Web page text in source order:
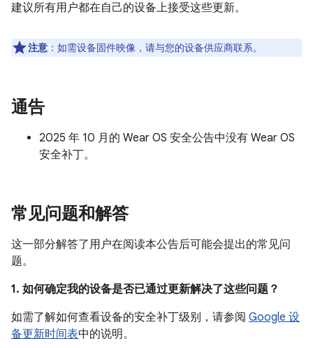
建议所有用户都在自己的设备上接受这些更新。
注意 ：如需设备固件映像，请与您的设备供应商联系。
通告
2025 年 10 月的 Wear OS 安全公告中没有 Wear OS
安全补丁。
常见问题和解答
这一部分解答了用户在阅读本公告后可能会提出的常见问
题。
1. 如何确定我的设备是否已通过更新解决了这些问题？
如需了解如何查看设备的安全补丁级别，请参阅 Google 设
备更新时间表中的说明。